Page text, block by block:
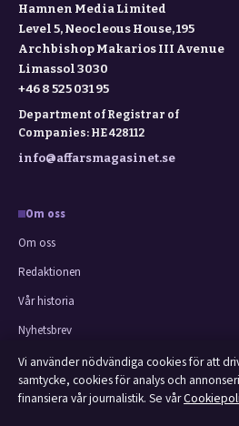
Hamnen Media Limited
Level 5, Neocleous House, 195
Archbishop Makarios III Avenue
Limassol 3030
+46 8 525 031 95
Department of Registrar of
Companies: HE 428112
info@affarsmagasinet.se
Om oss
Om oss
Redaktionen
Vår historia
Nyhetsbrev
Tipsa oss
Kontakt
Vi använder nödvändiga cookies för att
samtycke, cookies för analys och
finansiera vår journalistik. Se vår